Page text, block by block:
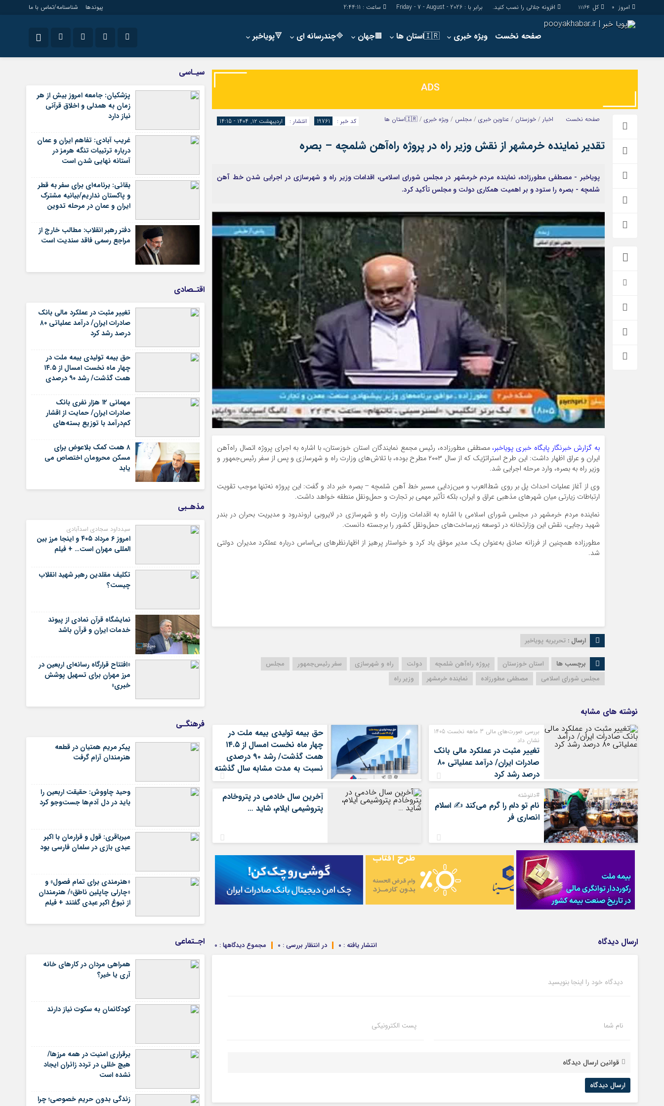
کل 11164 امروز 0 افزونه جلالی را نصب کنید. برابر با : Friday - 7 - August - 2026 ساعت : 2:44:12 پیوندها شناسنامه/تماس با ما
صفحه نخست ویژه خبری 🇮🇷استان ها 🟫جهان 🔷چندرسانه ای 🔻پویاخبر
سروش
ایتا
آپارات
مرا به خاطر بسپار
اخبار
سیاسی
فرهنگ
چند رسانه
حساب مشتری
دسترسی سریع
سبد خريد
پیوندها
گروه سیاسی
گروه فرهنگ
اقتصاد
سیاسی
صفحه نخست اخبار / خوزستان / عناوین خبری / مجلس / ویژه خبری / 🇮🇷استان ها انتشار : اردیبهشت ۱۲, ۱۴۰۴ - 14:15 کد خبر : 19761
تقدیر نماینده خرمشهر از نقش وزیر راه در پروژه راه‌آهن شلمچه – بصره
پویاخبر - مصطفی مطورزاده، نماینده مردم خرمشهر در مجلس شورای اسلامی، اقدامات وزیر راه و شهرسازی در اجرایی شدن خط آهن
شلمچه - بصره را ستود و بر اهمیت همکاری دولت و مجلس تأکید کرد.
به گزارش خبرنگار پایگاه خبری پویاخبر، مصطفی مطورزاده، رئیس مجمع نمایندگان استان خوزستان، با اشاره به اجرای پروژه اتصال راه‌آهن
ایران و عراق اظهار داشت: این طرح استراتژیک که از سال ۲۰۰۳ مطرح بوده، با تلاش‌های وزارت راه و شهرسازی و پس از سفر رئیس‌جمهور و
وزیر راه به بصره، وارد مرحله اجرایی شد.
وی از آغاز عملیات احداث پل بر روی شط‌العرب و مین‌زدایی مسیر خط آهن شلمچه – بصره خبر داد و گفت: این پروژه نه‌تنها موجب تقویت
ارتباطات زیارتی میان شهرهای مذهبی عراق و ایران، بلکه تأثیر مهمی بر تجارت و حمل‌ونقل منطقه خواهد داشت.
نماینده مردم خرمشهر در مجلس شورای اسلامی با اشاره به اقدامات وزارت راه و شهرسازی در لایروبی اروندرود و مدیریت بحران در بندر
شهید رجایی، نقش این وزارتخانه در توسعه زیرساخت‌های حمل‌ونقل کشور را برجسته دانست.
مطورزاده همچنین از فرزانه صادق به‌عنوان یک مدیر موفق یاد کرد و خواستار پرهیز از اظهارنظرهای بی‌اساس درباره عملکرد مدیران دولتی
شد.
ارسال : تحریریه پویاخبر
برچسب ها استان خوزستان پروژه راه‌آهن شلمچه دولت راه و شهرسازی سفر رئیس‌جمهور
مجلس
مجلس شورای اسلامی
مصطفی مطورزاده نماینده خرمشهر وزیر راه
نوشته های مشابه
بررسی صورت‌های مالی 3 ماهه نخست 1405
نشان داد
تغییر مثبت در عملکرد مالی بانک
صادرات ایران/ درآمد عملیاتی ۸۰
درصد رشد کرد
حق بیمه تولیدی بیمه ملت در
چهار ماه نخست امسال از ۱۴.۵
همت گذشت/ رشد ۹۰ درصدی
نسبت به مدت مشابه سال گذشته
#دلنوشته
نام تو دلم را گرم می‌کند ✍️ اسلام
انصاری فر
آخرین سال خادمی در پتروخادم
پتروشیمی ایلام، شاید …
ارسال دیدگاه مجموع دیدگاهها : 0 در انتظار بررسی : 0 انتشار یافته : ۰
دیدگاه خود را اینجا بنویسید
نام شما پست الکترونیکی
قوانین ارسال دیدگاه
سیـاسی
پزشکیان: جامعه امروز بیش از هر
زمان به همدلی و اخلاق قرآنی
نیاز دارد
غریب آبادی: تفاهم ایران و عمان
درباره ترتیبات تنگه هرمز در
آستانه نهایی شدن است
بقائی: برنامه‌ای برای سفر به قطر
و پاکستان نداریم/بیانیه مشترک
ایران و عمان در مرحله تدوین
دفتر رهبر انقلاب: مطالب خارج از
مراجع رسمی فاقد سندیت است
اقتـصادی
تغییر مثبت در عملکرد مالی بانک
صادرات ایران/ درآمد عملیاتی ۸۰
درصد رشد کرد
حق بیمه تولیدی بیمه ملت در
چهار ماه نخست امسال از ۱۴.۵
همت گذشت/ رشد ۹۰ درصدی
گذشته
مهمانی ۱۲ هزار نفری بانک
صادرات ایران/ حمایت از اقشار
کم‌درآمد با توزیع بسته‌های
۸ همت کمک بلاعوض برای
مسکن محرومان اختصاص می
یابد
مذهـبی
سیدداود سجادی اسدآبادی
امروز ۶ مرداد ۴۰۵ و اینجا مرز بین
المللی مهران است… + فیلم
تکلیف مقلدین رهبر شهید انقلاب
چیست؟
نمایشگاه قرآن نمادی از پیوند
خدمات ایران و قرآن باشد
«افتتاح قرارگاه رسانه‌ای اربعین در
مرز مهران برای تسهیل پوشش
خبری»
فرهنگـی
پیکر مریم همتیان در قطعه
هنرمندان آرام گرفت
وحید چاووش: حقیقت اربعین را
باید در دل آدم‌ها جست‌وجو کرد
میرباقری: قول و قرارمان با اکبر
عبدی بازی در سلمان فارسی بود
«هنرمندی برای تمام فصول» و
«چارلی چاپلین ناطق»/ هنرمندان
از نبوغ اکبر عبدی گفتند + فیلم
اجـتماعی
همراهی مردان در کارهای خانه
آری یا خیر؟
کودکانمان به سکوت نیاز دارند
برقراری امنیت در همه مرزها/
هیچ‌ خللی در تردد زائران ایجاد
نشده است
زندگی بدون حریم خصوصی؛ چرا